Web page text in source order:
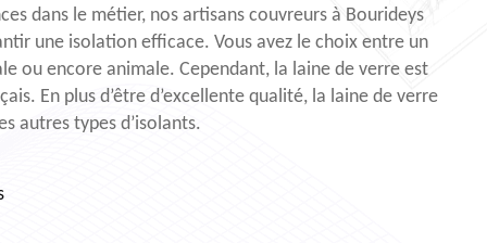
dans le métier, nos artisans couvreurs à Bourideys
une isolation efficace. Vous avez le choix entre un
ou encore animale. Cependant, la laine de verre est
En plus d’être d’excellente qualité, la laine de verre
autres types d’isolants.